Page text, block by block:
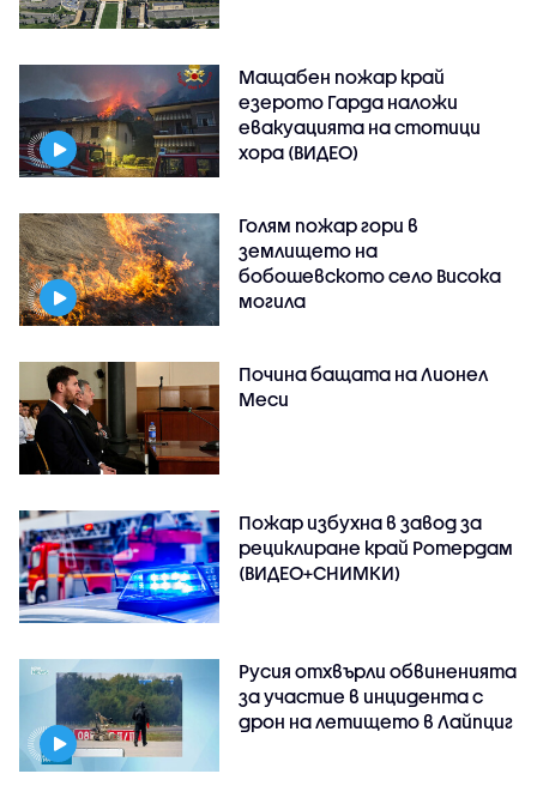
Мащабен пожар край
езерото Гарда наложи
евакуацията на стотици
хора (ВИДЕО)
Голям пожар гори в
землището на
бобошевското село Висока
могила
Почина бащата на Лионел
Меси
Пожар избухна в завод за
рециклиране край Ротердам
(ВИДЕО+СНИМКИ)
Русия отхвърли обвиненията
за участие в инцидента с
дрон на летището в Лайпциг